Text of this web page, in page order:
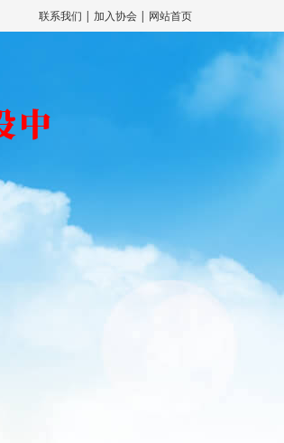
联系我们 | 加入协会 | 网站首页